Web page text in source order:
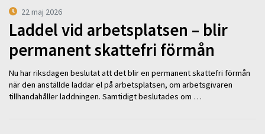
22 maj 2026
Laddel vid arbetsplatsen – blir
permanent skattefri förmån
Nu har riksdagen beslutat att det blir en permanent skattefri förmån
när den anställde laddar el på arbetsplatsen, om arbetsgivaren
tillhandahåller laddningen. Samtidigt beslutades om …